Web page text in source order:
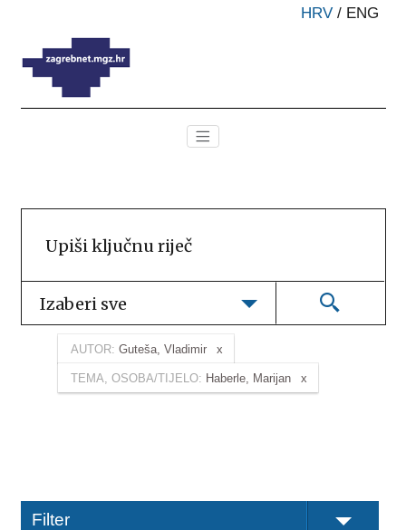
HRV / ENG
Izaberi sve
AUTOR: Guteša, Vladimir
TEMA, OSOBA/TIJELO: Haberle, Marijan
Filter